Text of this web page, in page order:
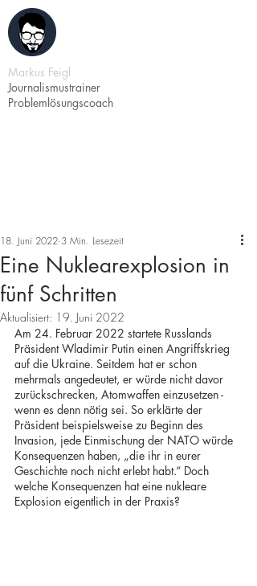
Markus Feigl
Journalismustrainer
Problemlösungscoach
Eine Nuklearexplosion in
fünf Schritten
18. Juni 2022 3 Min. Lesezeit
Aktualisiert: 19. Juni 2022
Am 24. Februar 2022 startete Russlands
Präsident Wladimir Putin einen Angriffskrieg
auf die Ukraine. Seitdem hat er schon
mehrmals angedeutet, er würde nicht davor
zurückschrecken, Atomwaffen einzusetzen -
wenn es denn nötig sei. So erklärte der
Präsident beispielsweise zu Beginn des
Invasion, jede Einmischung der NATO würde
Konsequenzen haben, „die ihr in eurer
Geschichte noch nicht erlebt habt.“ Doch
welche Konsequenzen hat eine nukleare
Explosion eigentlich in der Praxis?